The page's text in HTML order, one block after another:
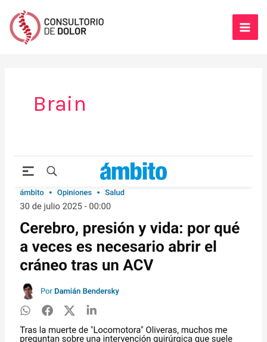
contenido
Brain
en
Ámbito
Financiero)
Cerebro,
vida:
por
qué
veces